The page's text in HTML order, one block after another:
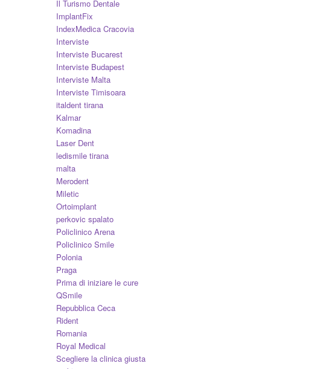
Il Turismo Dentale
ImplantFix
IndexMedica Cracovia
Interviste
Interviste Bucarest
Interviste Budapest
Interviste Malta
Interviste Timisoara
italdent tirana
Kalmar
Komadina
Laser Dent
ledismile tirana
malta
Merodent
Miletic
Ortoimplant
perkovic spalato
Policlinico Arena
Policlinico Smile
Polonia
Praga
Prima di iniziare le cure
QSmile
Repubblica Ceca
Rident
Romania
Royal Medical
Scegliere la clinica giusta